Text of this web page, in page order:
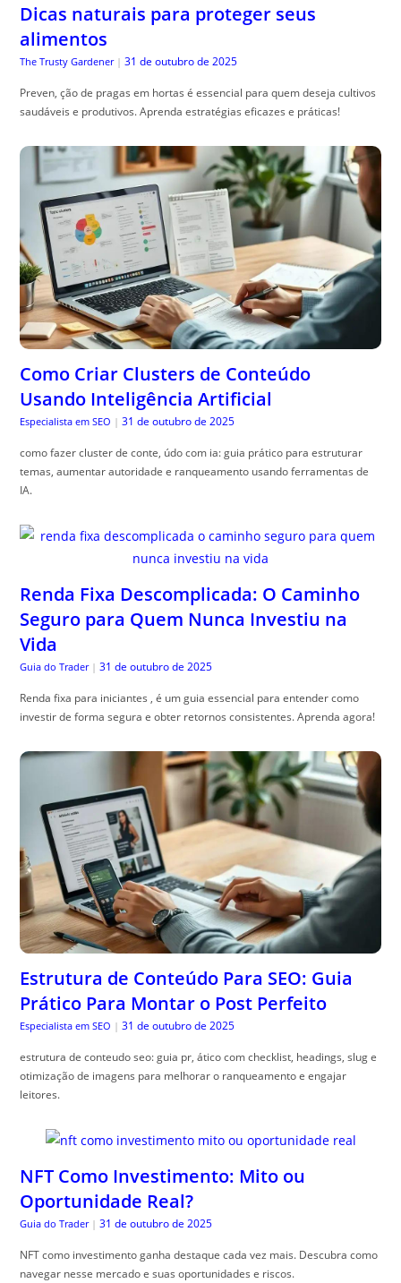
Dicas naturais para proteger seus
alimentos
The Trusty Gardener | 31 de outubro de 2025
Preven, ção de pragas em hortas é essencial para quem deseja cultivos
saudáveis e produtivos. Aprenda estratégias eficazes e práticas!
Como Criar Clusters de Conteúdo
Usando Inteligência Artificial
Especialista em SEO | 31 de outubro de 2025
como fazer cluster de conte, údo com ia: guia prático para estruturar
temas, aumentar autoridade e ranqueamento usando ferramentas de
IA.
Renda Fixa Descomplicada: O Caminho
Seguro para Quem Nunca Investiu na
Vida
Guia do Trader | 31 de outubro de 2025
Renda fixa para iniciantes , é um guia essencial para entender como
investir de forma segura e obter retornos consistentes. Aprenda agora!
Estrutura de Conteúdo Para SEO: Guia
Prático Para Montar o Post Perfeito
Especialista em SEO | 31 de outubro de 2025
estrutura de conteudo seo: guia pr, ático com checklist, headings, slug e
otimização de imagens para melhorar o ranqueamento e engajar
leitores.
NFT Como Investimento: Mito ou
Oportunidade Real?
Guia do Trader | 31 de outubro de 2025
NFT como investimento ganha destaque cada vez mais. Descubra como
navegar nesse mercado e suas oportunidades e riscos.